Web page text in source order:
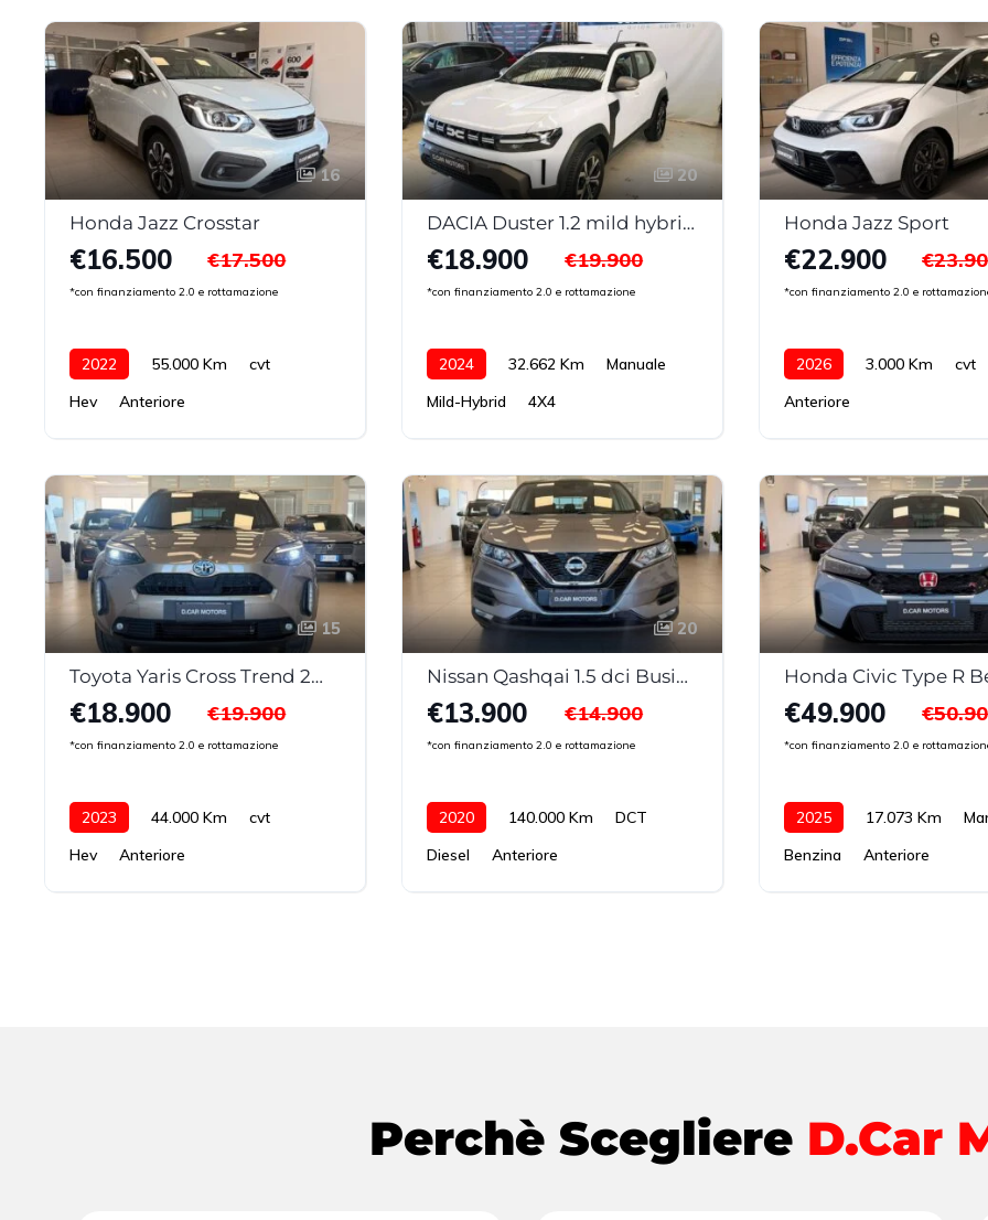
16
Honda Jazz Crosstar
€16.500
*con finanziamento 2.0 e rottamazione
€17.500
2022 55.000 Km
cvt
Hev
Anteriore
20
DACIA Duster 1.2 mild hybrid 130 cv 4×4 Expression
€18.900
*con finanziamento 2.0 e rottamazione
€19.900
2024 32.662 Km
Manuale
Mild-Hybrid
4X4
Honda Jazz Sport
€22.900
*con finanziamento 2.0 e
2026 3.000 Km
cvt
Anteriore
15
Toyota Yaris Cross Trend 2WD MY22
€18.900
*con finanziamento 2.0 e rottamazione
€19.900
2023 44.000 Km
cvt
Hev
Anteriore
20
Nissan Qashqai 1.5 dci Business 115cv DCT My20
€13.900
*con finanziamento 2.0 e rottamazione
€14.900
2020 140.000 Km
DCT
Diesel
Anteriore
Honda Civic Type R
€49.900
*con finanziamento 2.0 e
2025 17.073 Km
Benzina
Anteriore
Perchè ScegliereD.Car